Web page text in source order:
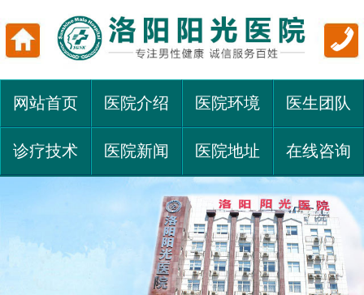
网站首页 医院介绍 医院环境 医生团队
诊疗技术 医院新闻 医院地址 在线咨询